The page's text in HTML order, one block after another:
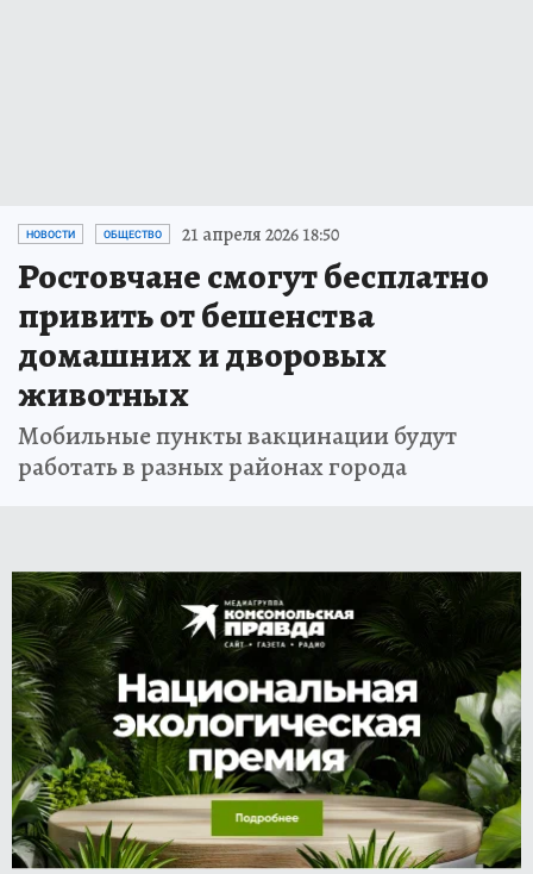
НОВОСТИ ОБЩЕСТВО 21 апреля 2026 18:50
Ростовчане смогут бесплатно
привить от бешенства
домашних и дворовых
животных
Мобильные пункты вакцинации будут
работать в разных районах города